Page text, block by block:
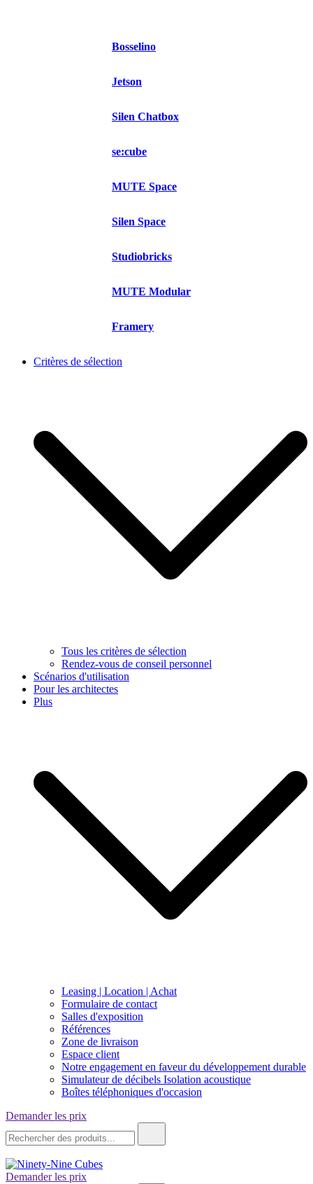
Bosselino
Jetson
Silen Chatbox
se:cube
MUTE Space
Silen Space
Studiobricks
MUTE Modular
Framery
Critères de sélection
Tous les critères de sélection
Rendez-vous de conseil personnel
Scénarios d'utilisation
Pour les architectes
Plus
Leasing | Location | Achat
Formulaire de contact
Salles d'exposition
Références
Zone de livraison
Espace client
Notre engagement en faveur du développement durable
Simulateur de décibels Isolation acoustique
Boîtes téléphoniques d'occasion
Demander les prix
de
Demander les prix